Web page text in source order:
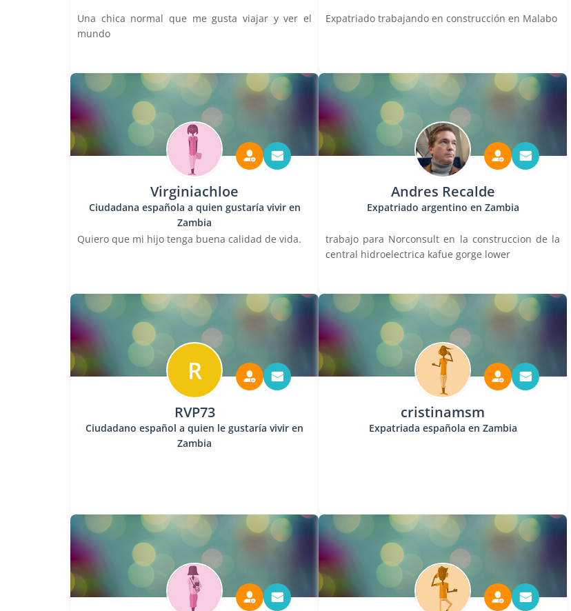
Una chica normal que me gusta viajar y ver el
mundo
Expatriado trabajando en construcción en Malabo
Virginiachloe
Ciudadana española a quien gustaría vivir en
Zambia
Quiero que mi hijo tenga buena calidad de vida.
Andres Recalde
Expatriado argentino en Zambia
trabajo para Norconsult en la construccion de la
central hidroelectrica kafue gorge lower
R
RVP73
Ciudadano español a quien le gustaría vivir en
Zambia
cristinamsm
Expatriada española en Zambia